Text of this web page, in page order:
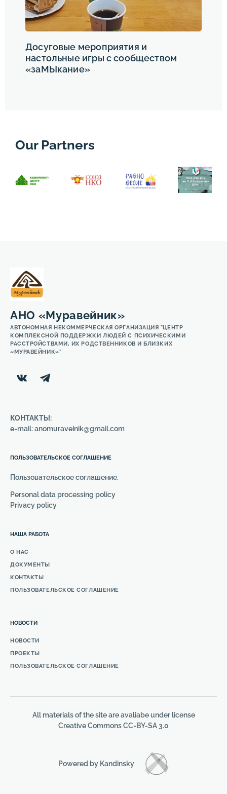
Досуговые мероприятия и
настольные игры с сообществом
«заМЫкание»
Our Partners
АНО «Муравейник»
АВТОНОМНАЯ НЕКОММЕРЧЕСКАЯ ОРГАНИЗАЦИЯ "ЦЕНТР
КОМПЛЕКСНОЙ ПОДДЕРЖКИ ЛЮДЕЙ С ПСИХИЧЕСКИМИ
РАССТРОЙСТВАМИ, ИХ РОДСТВЕННИКОВ И БЛИЗКИХ
«МУРАВЕЙНИК»"
КОНТАКТЫ:
e-mail: anomuraveinik@gmail.com
НАША РАБОТА
О НАС
ДОКУМЕНТЫ
КОНТАКТЫ
ПОЛЬЗОВАТЕЛЬСКОЕ СОГЛАШЕНИЕ
НОВОСТИ
НОВОСТИ
ПРОЕКТЫ
ПОЛЬЗОВАТЕЛЬСКОЕ СОГЛАШЕНИЕ
ПОЛЬЗОВАТЕЛЬСКОЕ СОГЛАШЕНИЕ
Пользовательское соглашение.
Personal data processing policy
Privacy policy
All materials of the site are avaliabe under license
Creative Commons СС-BY-SA 3.0
Powered by Kandinsky